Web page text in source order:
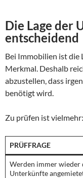
Die Lage der
entscheidend
Bei Immobilien ist die
Merkmal. Deshalb
abzustellen, dass
benötigt wird.
Zu prüfen ist vielmehr:
PRÜFFRAGE
Werden immer wieder
Unterkünfte